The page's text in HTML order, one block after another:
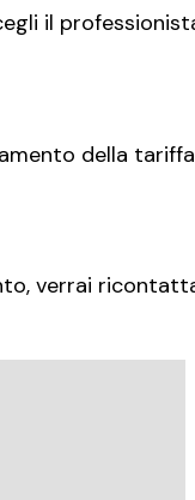
il
della
verrai